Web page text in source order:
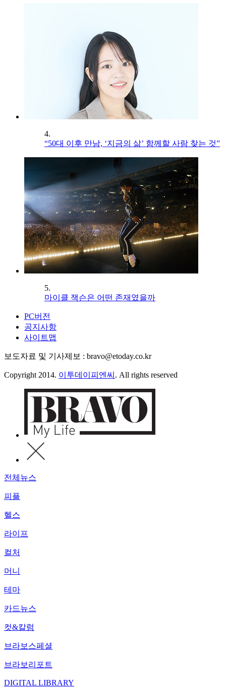
4.
“50대 이후 만남, ‘지금의 삶’ 함께할 사람 찾는 것”
5.
마이클 잭슨은 어떤 존재였을까
PC버전
공지사항
사이트맵
보도자료 및 기사제보 : bravo@etoday.co.kr
Copyright 2014. 이투데이피엔씨 . All rights reserved
전체뉴스
피플
헬스
라이프
컬처
머니
테마
카드뉴스
컷&칼럼
브라보스페셜
브라보리포트
DIGITAL LIBRARY